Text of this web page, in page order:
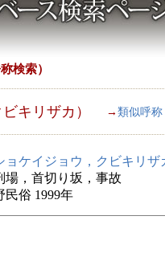
検索）
キリザカ） → 類似呼称
ョケイジョウ，クビキリザ
場，首切り坂，事故
民俗 1999年